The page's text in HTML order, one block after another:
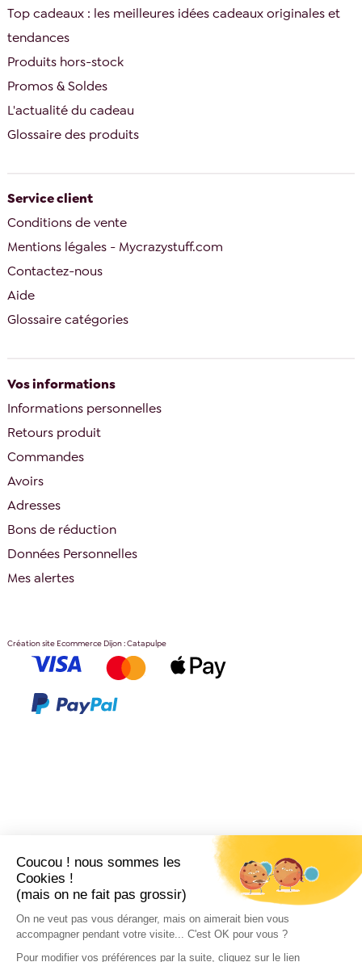
Coucou ! nous sommes les
Cookies !
(mais on ne fait pas grossir)
On ne veut pas vous déranger, mais on aimerait bien vous
accompagner pendant votre visite... C'est OK pour vous ?
Pour modifier vos préférences par la suite, cliquez sur le lien
Top cadeaux : les meilleures idées cadeaux originales et
tendances
Produits hors-stock
Promos & Soldes
L'actualité du cadeau
Glossaire des produits
Service client
Conditions de vente
Mentions légales - Mycrazystuff.com
Contactez-nous
Aide
Glossaire catégories
Vos informations
Informations personnelles
Retours produit
Commandes
Avoirs
Adresses
Bons de réduction
Données Personnelles
Mes alertes
Création site Ecommerce Dijon : Catapulpe